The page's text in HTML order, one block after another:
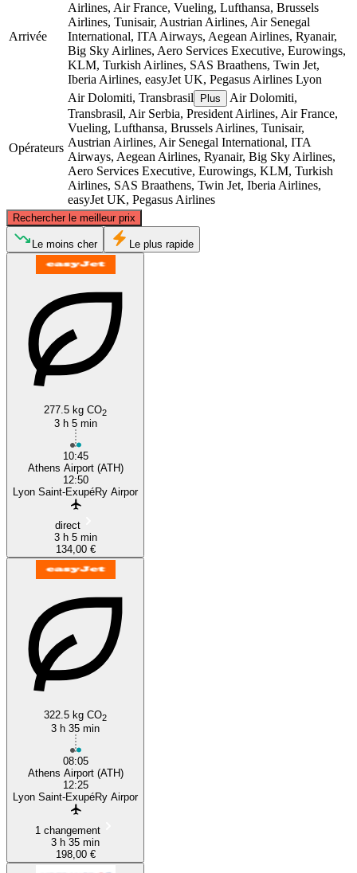
Arrivée
Airlines, Air France, Vueling, Lufthansa, Brussels
Airlines, Tunisair, Austrian Airlines, Air Senegal
International, ITA Airways, Aegean Airlines, Ryanair,
Big Sky Airlines, Aero Services Executive, Eurowings,
KLM, Turkish Airlines, SAS Braathens, Twin Jet,
Iberia Airlines, easyJet UK, Pegasus Airlines Lyon
Opérateurs
Air Dolomiti, Transbrasil Plus
Air Dolomiti,
Transbrasil, Air Serbia, President Airlines, Air France,
Vueling, Lufthansa, Brussels Airlines, Tunisair,
Austrian Airlines, Air Senegal International, ITA
Airways, Aegean Airlines, Ryanair, Big Sky Airlines,
Aero Services Executive, Eurowings, KLM, Turkish
Airlines, SAS Braathens, Twin Jet, Iberia Airlines,
easyJet UK, Pegasus Airlines
Rechercher le meilleur prix
Lyon
©CARTO
Le moins cher Le plus rapide
277.5 kg CO2
3 h 5 min
10:45
Athens Airport (ATH)
12:50
Lyon Saint-ExupéRy Airpor
direct
3 h 5 min
134,00 €
322.5 kg CO2
3 h 35 min
08:05
Athens Airport (ATH)
12:25
Lyon Saint-ExupéRy Airpor
1 changement
3 h 35 min
198,00 €